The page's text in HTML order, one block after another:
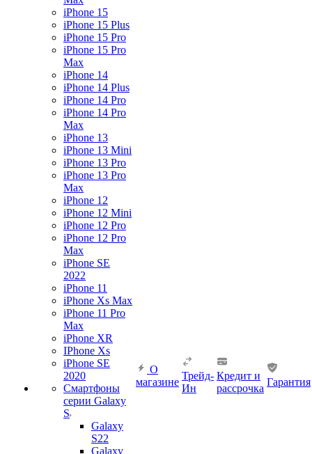
iPhone 15
iPhone 15 Plus
iPhone 15 Pro
iPhone 15 Pro
Max
iPhone 14
iPhone 14 Plus
iPhone 14 Pro
iPhone 14 Pro
Max
iPhone 13
iPhone 13 Mini
iPhone 13 Pro
iPhone 13 Pro
Max
iPhone 12
iPhone 12 Mini
iPhone 12 Pro
iPhone 12 Pro
Max
iPhone SE
2022
iPhone 11
iPhone Xs Max
iPhone 11 Pro
Max
iPhone XR
IPhone Xs
iPhone SE
2020
Смартфоны
серии Galaxy
S
Galaxy
S22
Galaxy
О
магазине
Трейд-
Ин
Кредит и
рассрочка
Гарантия